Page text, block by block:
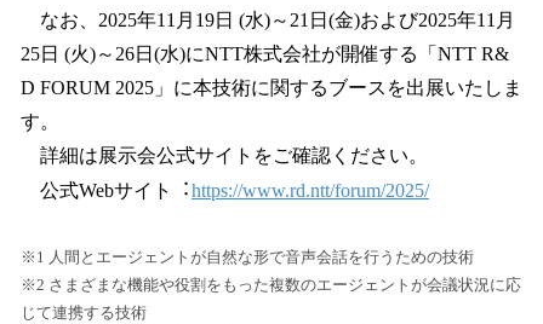
なお、2025年11月19日 (水)～21日(金)および2025年11月
25日 (火)～26日(水)にNTT株式会社が開催する「NTT R&
D FORUM 2025」に本技術に関するブースを出展いたしま
す。
詳細は展示会公式サイトをご確認ください。
公式Webサイト︓https://www.rd.ntt/forum/2025/
※1 人間とエージェントが自然な形で音声会話を行うための技術
※2 さまざまな機能や役割をもった複数のエージェントが会議状況に応
じて連携する技術